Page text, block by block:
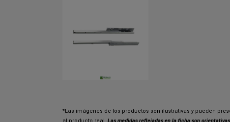
*Las imágenes de los productos son ilustrativas y pueden